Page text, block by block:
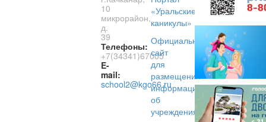
10
микрорайон,
д.
39
Телефоны:
+7(34341)67005
E-
mail:
school2@kgo66.ru
«Уральские
каникулы»
Официальный
сайт
для
размещения
информации
об
учреждениях